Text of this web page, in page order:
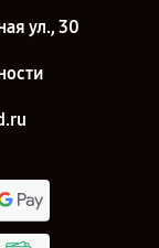
ул., 30